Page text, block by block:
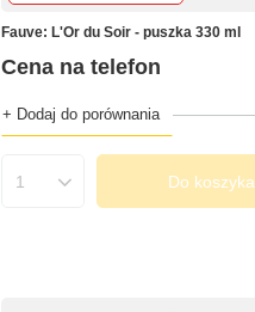
Fauve: L'Or du Soir - puszka 330 ml
Cena na telefon
+ Dodaj do porównania
Ilość produktów Do koszyka